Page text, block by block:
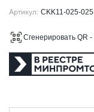
05.01
Артикул: CKK11-025-
Сгенерировать QR -